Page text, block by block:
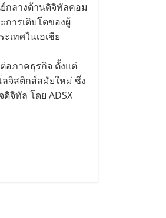
กลางด้านดิจิทัลคอม
ารเติบโตของผู้
เทศในเอเชีย
อภาคธุรกิจ ตั้งแต่
จิสติกส์สมัยใหม่ ซึ่ง
จิทัล โดย ADSX